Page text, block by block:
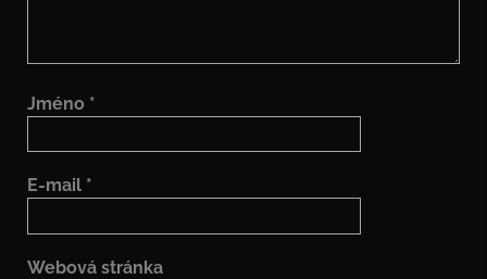
Jméno *
E-mail *
Webová stránka